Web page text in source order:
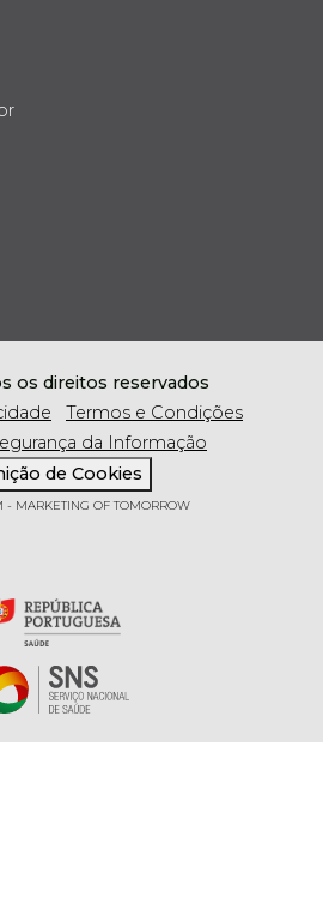
os direitos reservados
Termos e Condições
da Informação
de Cookies
- MARKETING OF TOMORROW